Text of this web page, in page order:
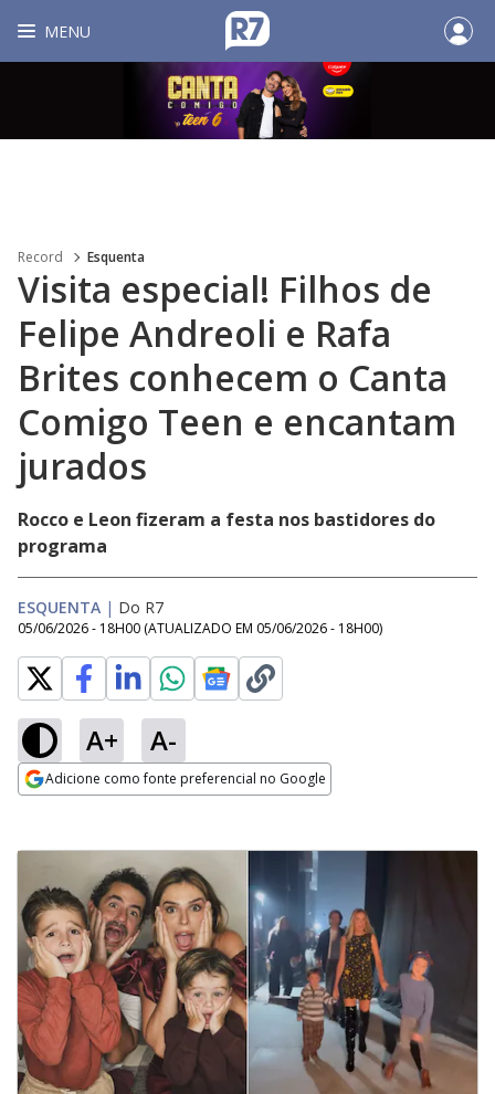
MENU
Record Esquenta
Visita especial! Filhos de
Felipe Andreoli e Rafa
Brites conhecem o Canta
Comigo Teen e encantam
jurados
Rocco e Leon fizeram a festa nos bastidores do
programa
ESQUENTA | Do R7
05/06/2026 - 18H00 (ATUALIZADO EM 05/06/2026 - 18H00)
A+ A-
Adicione como fonte preferencial no Google